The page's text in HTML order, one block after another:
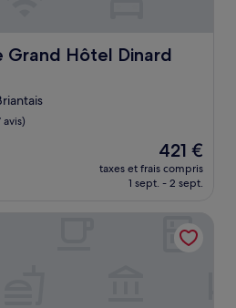
Grand Hôtel Dinard
Hôtel Dinard
avis)
Le
nouveau
prix
de
421 €
421 €
taxes et frais compris
1 sept. - 2 sept.